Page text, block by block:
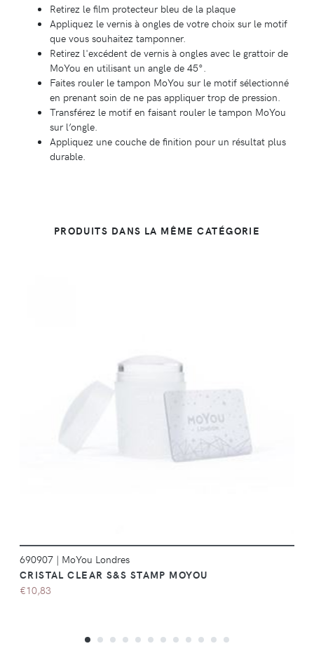
Retirez le film protecteur bleu de la plaque
Appliquez le vernis à ongles de votre choix sur le motif
que vous souhaitez tamponner.
Retirez l'excédent de vernis à ongles avec le grattoir de
MoYou en utilisant un angle de 45°.
Faites rouler le tampon MoYou sur le motif sélectionné
en prenant soin de ne pas appliquer trop de pression.
Transférez le motif en faisant rouler le tampon MoYou
sur l’ongle.
Appliquez une couche de finition pour un résultat plus
durable.
PRODUITS DANS LA MÊME CATÉGORIE
690907 | MoYou Londres
CRISTAL CLEAR S&S STAMP MOYOU
€10,83